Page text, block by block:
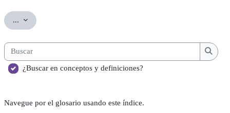
... Exportar entradas
Buscar
Buscar
¿Buscar en conceptos y definiciones?
Navegue por el glosario usando este índice.